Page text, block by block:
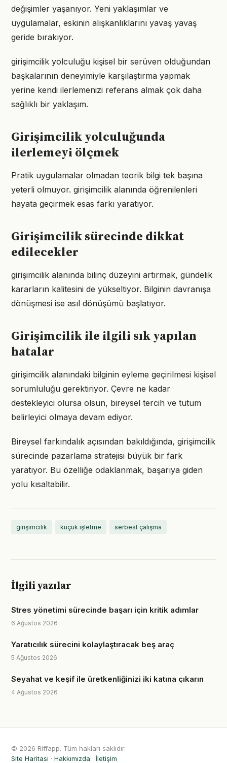
değişimler yaşanıyor. Yeni yaklaşımlar ve
uygulamalar, eskinin alışkanlıklarını yavaş yavaş
geride bırakıyor.
girişimcilik yolculuğu kişisel bir serüven olduğundan
başkalarının deneyimiyle karşılaştırma yapmak
yerine kendi ilerlemenizi referans almak çok daha
sağlıklı bir yaklaşım.
Girişimcilik yolculuğunda
ilerlemeyi ölçmek
Pratik uygulamalar olmadan teorik bilgi tek başına
yeterli olmuyor. girişimcilik alanında öğrenilenleri
hayata geçirmek esas farkı yaratıyor.
Girişimcilik sürecinde dikkat
edilecekler
girişimcilik alanında bilinç düzeyini artırmak, gündelik
kararların kalitesini de yükseltiyor. Bilginin davranışa
dönüşmesi ise asıl dönüşümü başlatıyor.
Girişimcilik ile ilgili sık yapılan
hatalar
girişimcilik alanındaki bilginin eyleme geçirilmesi kişisel
sorumluluğu gerektiriyor. Çevre ne kadar
destekleyici olursa olsun, bireysel tercih ve tutum
belirleyici olmaya devam ediyor.
Bireysel farkındalık açısından bakıldığında, girişimcilik
sürecinde pazarlama stratejisi büyük bir fark
yaratıyor. Bu özelliğe odaklanmak, başarıya giden
yolu kısaltabilir.
girişimcilik küçük işletme serbest çalışma
İlgili yazılar
Stres yönetimi sürecinde başarı için kritik adımlar
6 Ağustos 2026
Yaratıcılık sürecini kolaylaştıracak beş araç
5 Ağustos 2026
Seyahat ve keşif ile üretkenliğinizi iki katına çıkarın
4 Ağustos 2026
© 2026 Riffapp. Tüm hakları saklıdır.
Site Haritası · Hakkımızda · İletişim